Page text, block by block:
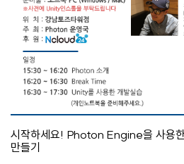
시작하세요! Photon Engine을 사용
만들기